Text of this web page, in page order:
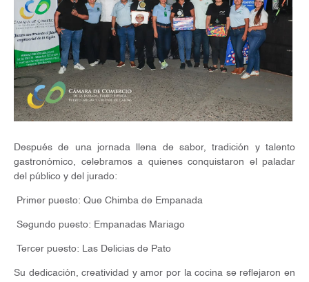
Después de una jornada llena de sabor, tradición y talento
gastronómico, celebramos a quienes conquistaron el paladar
del público y del jurado:
Primer puesto: Que Chimba de Empanada
Segundo puesto: Empanadas Mariago
Tercer puesto: Las Delicias de Pato
Su dedicación, creatividad y amor por la cocina se reflejaron en